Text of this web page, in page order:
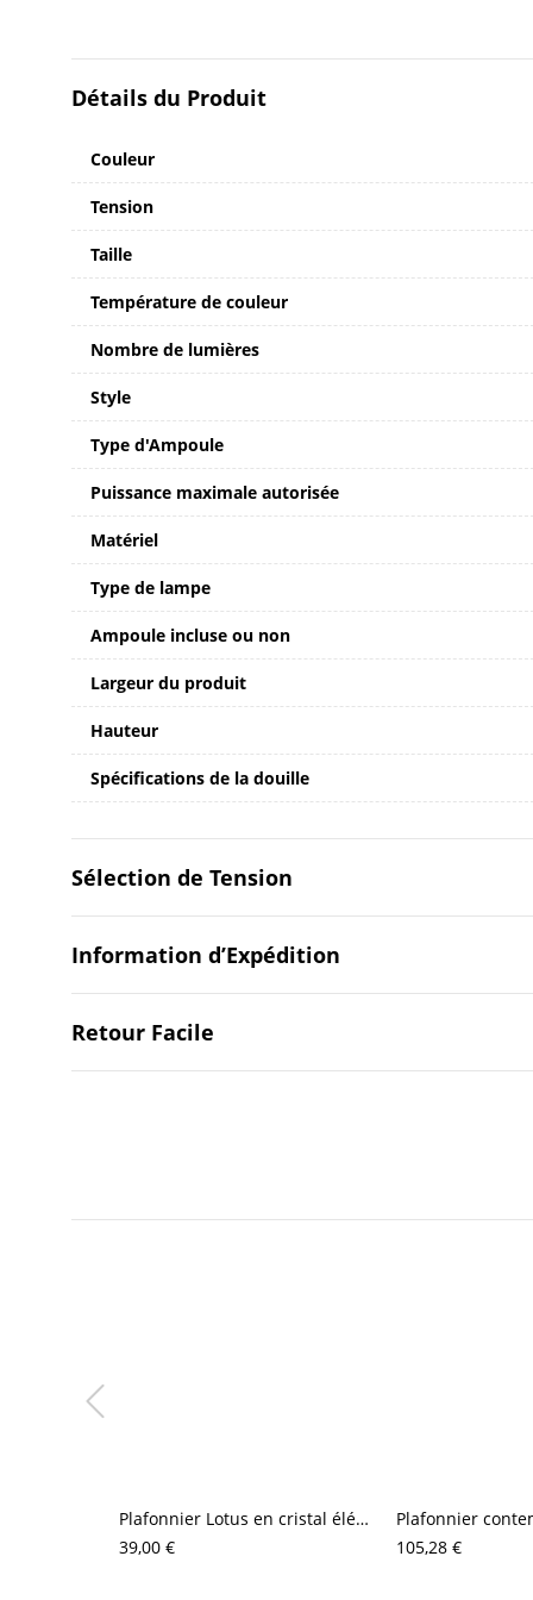
Détails du Produit
Couleur
Tension
Taille
Température de couleur
Nombre de lumières
Style
Type d'Ampoule
Puissance maximale autorisée
Matériel
Type de lampe
Ampoule incluse ou non
Largeur du produit
Hauteur
Spécifications de la douille
Sélection de Tension
Information d’Expédition
Retour Facile
Plafonnier Lotus en cristal élégant, luminaire LED compact en forme de fleur pour couloir et entrée
39,00 €
105,28 €